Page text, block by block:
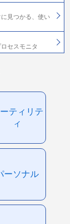
見つかる、使い
セスモニタ
ティリテ
ィ
ーソナル